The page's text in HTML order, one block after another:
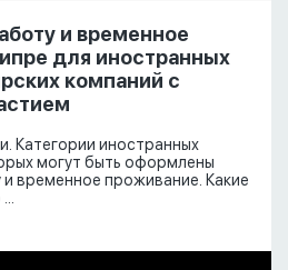
и временное
для иностранных
компаний с
Категории иностранных
могут быть оформлены
временное проживание. Какие